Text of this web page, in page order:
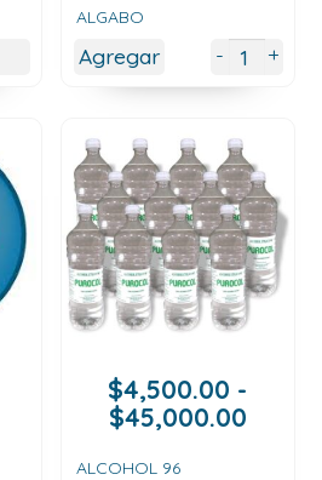
$1,800.00
$11,000.00
ALGABO
Agregar - +
precios:
$4,500.00 -
$45,000.00
ALCOHOL 96